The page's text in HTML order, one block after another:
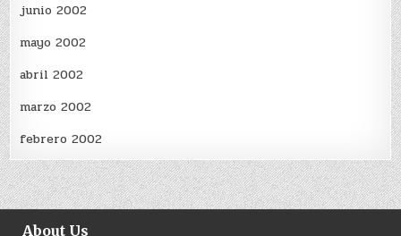
junio 2002
mayo 2002
abril 2002
marzo 2002
febrero 2002
About Us